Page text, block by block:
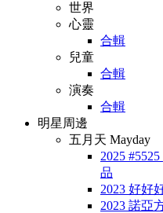
世界
心靈
合輯
兒童
合輯
演奏
合輯
明星周邊
五月天 Mayday
2025
品
2023 好好
2023 諾亞